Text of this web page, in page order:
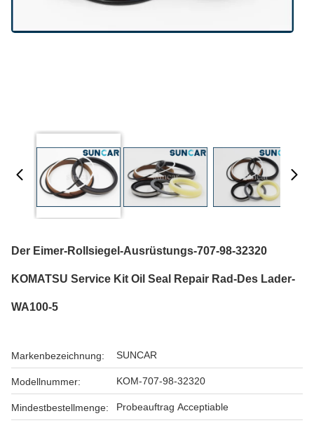
Der Eimer-Rollsiegel-Ausrüstungs-707-98-32320
KOMATSU Service Kit Oil Seal Repair Rad-Des Lader-
WA100-5
Markenbezeichnung: SUNCAR
Modellnummer: KOM-707-98-32320
Mindestbestellmenge: Probeauftrag Acceptiable